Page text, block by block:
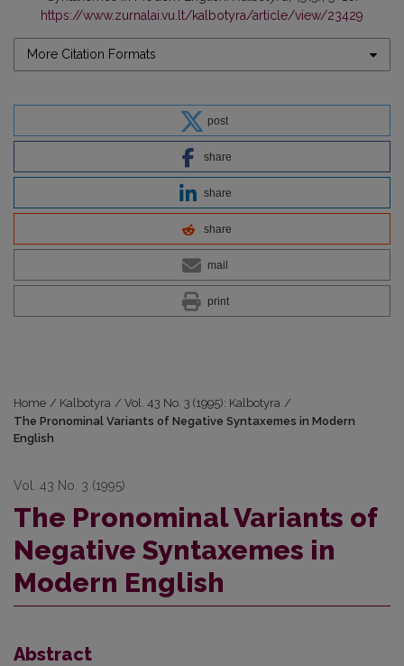
https://www.zurnalai.vu.lt/kalbotyra/article/view/23429
More Citation Formats
post
share
share
share
mail
print
Home / Kalbotyra / Vol. 43 No. 3 (1995): Kalbotyra /
The Pronominal Variants of Negative Syntaxemes in Modern
English
Vol. 43 No. 3 (1995)
The Pronominal Variants of
Negative Syntaxemes in
Modern English
Abstract